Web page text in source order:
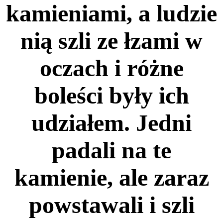
kamieniami, a ludzie
nią szli ze łzami w
oczach i różne
boleści były ich
udziałem. Jedni
padali na te
kamienie, ale zaraz
powstawali i szli